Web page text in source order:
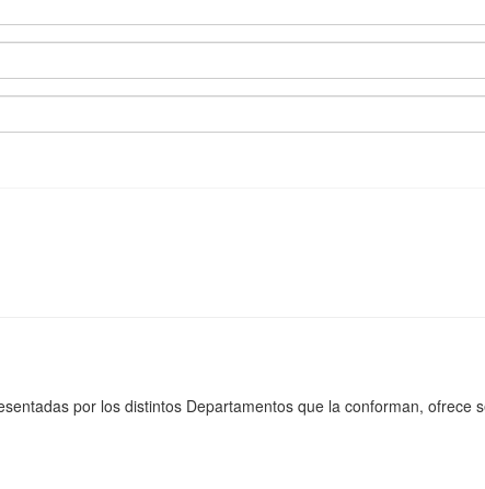
por los distintos Departamentos que la conforman, ofrece